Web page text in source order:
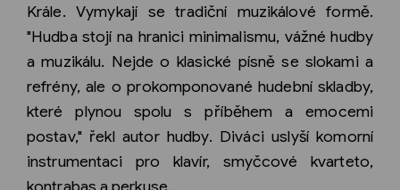
Krále. Vymykají se tradiční muzikálové formě.
"Hudba stojí na hranici minimalismu, vážné hudby
a muzikálu. Nejde o klasické písně se slokami a
refrény, ale o prokomponované hudební skladby,
které plynou spolu s příběhem a emocemi
postav," řekl autor hudby. Diváci uslyší komorní
instrumentaci pro klavír, smyčcové kvarteto,
kontrabas a perkuse.